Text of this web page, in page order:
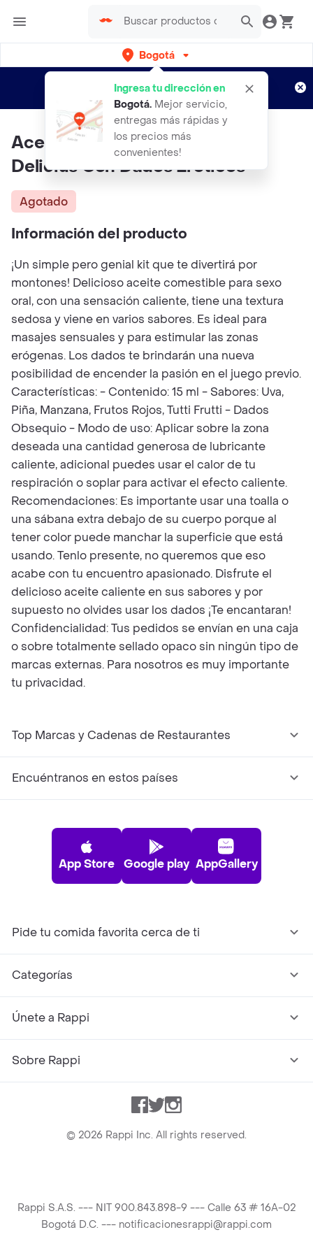
Bogotá
Ingresa tu dirección en
Bogotá. Mejor servicio,
entregas más rápidas y
los precios más
convenientes!
envíos gratis por semanas
Aplican TyC
Aceite Para Masajes Caliente
Delicius Con Dados Eróticos
Agotado
Información del producto
¡Un simple pero genial kit que te divertirá por
montones! Delicioso aceite comestible para sexo
oral, con una sensación caliente, tiene una textura
sedosa y viene en varios sabores. Es ideal para
masajes sensuales y para estimular las zonas
erógenas. Los dados te brindarán una nueva
posibilidad de encender la pasión en el juego previo.
Características: - Contenido: 15 ml - Sabores: Uva,
Piña, Manzana, Frutos Rojos, Tutti Frutti - Dados
Obsequio - Modo de uso: Aplicar sobre la zona
deseada una cantidad generosa de lubricante
caliente, adicional puedes usar el calor de tu
respiración o soplar para activar el efecto caliente.
Recomendaciones: Es importante usar una toalla o
una sábana extra debajo de su cuerpo porque al
tener color puede manchar la superficie que está
usando. Tenlo presente, no queremos que eso
acabe con tu encuentro apasionado. Disfrute el
delicioso aceite caliente en sus sabores y por
supuesto no olvides usar los dados ¡Te encantaran!
Confidencialidad: Tus pedidos se envían en una caja
o sobre totalmente sellado opaco sin ningún tipo de
marcas externas. Para nosotros es muy importante
tu privacidad.
Top Marcas y Cadenas de Restaurantes
Encuéntranos en estos países
App Store Google play AppGallery
Pide tu comida favorita cerca de ti
Categorías
Únete a Rappi
Sobre Rappi
Facebook
TwitterInstagram
© 2026 Rappi Inc. All rights reserved.
Rappi S.A.S. --- NIT 900.843.898-9 --- Calle 63 # 16A-02
Bogotá D.C. --- notificacionesrappi@rappi.com